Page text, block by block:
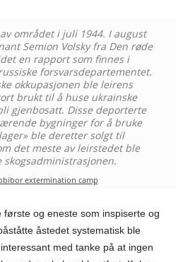
området i juli 1944. I august
Semion Volsky fra Den røde
en rapport som finnes i
forsvarsdepartementet.
okkupasjonen ble leirens
brukt til å huse ukrainske
gjenbosatt. Disse deporterte
bygninger for å bruke
ble deretter solgt til
det meste av leirstedet ble
extermination camp
og eneste som inspiserte og
åstedet systematisk ble
med tanke på at ingen